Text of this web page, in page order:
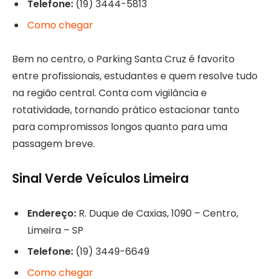
Telefone: (19) 3444-5813
Como chegar
Bem no centro, o Parking Santa Cruz é favorito
entre profissionais, estudantes e quem resolve tudo
na região central. Conta com vigilância e
rotatividade, tornando prático estacionar tanto
para compromissos longos quanto para uma
passagem breve.
Sinal Verde Veículos Limeira
Endereço: R. Duque de Caxias, 1090 – Centro,
Limeira – SP
Telefone: (19) 3449-6649
Como chegar